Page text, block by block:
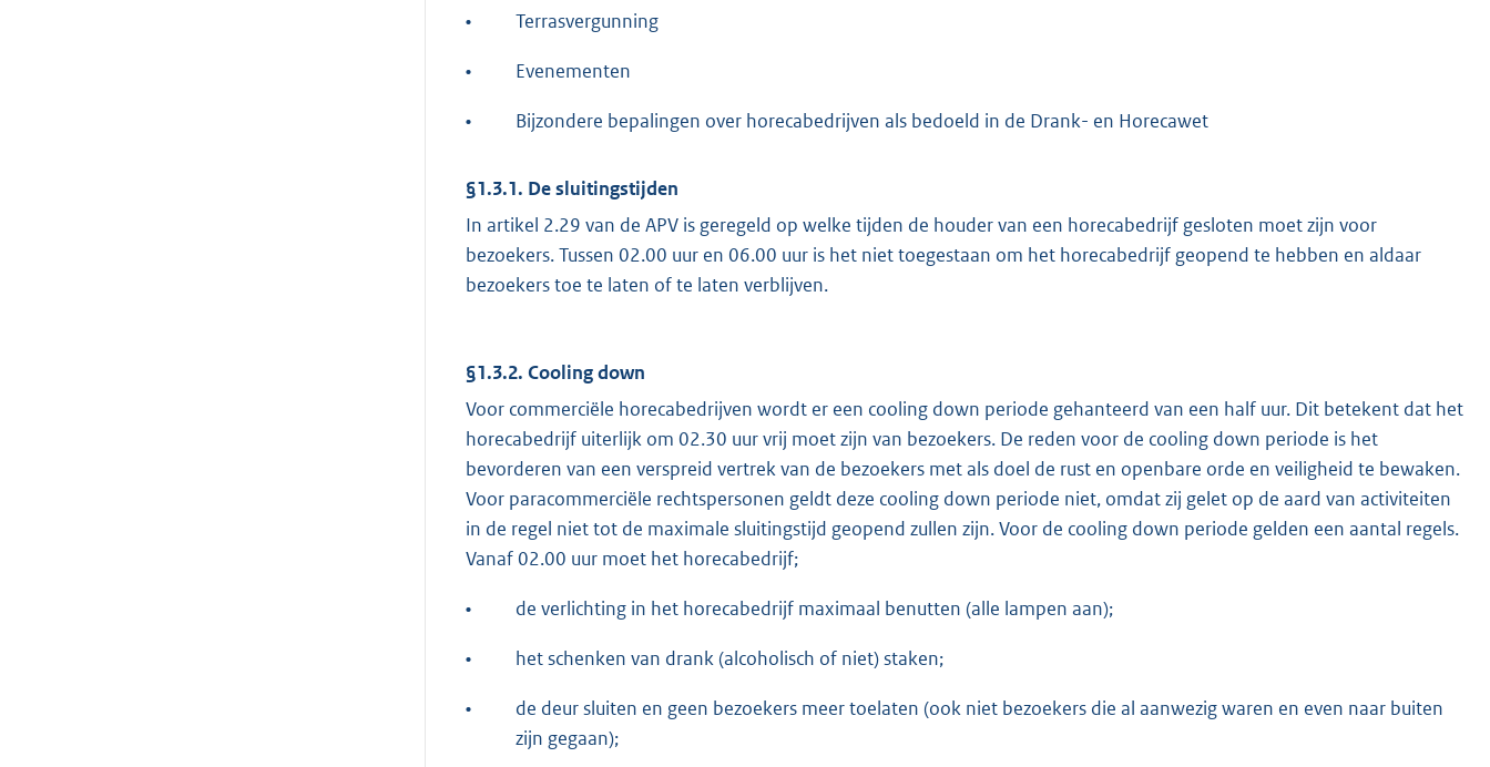
• Terrasvergunning
• Evenementen
• Bijzondere bepalingen over horecabedrijven als bedoeld in de Drank- en Horecawet
§1.3.1. De sluitingstijden
In artikel 2.29 van de APV is geregeld op welke tijden de houder van een horecabedrijf gesloten moet zijn voor
bezoekers. Tussen 02.00 uur en 06.00 uur is het niet toegestaan om het horecabedrijf geopend te hebben en aldaar
bezoekers toe te laten of te laten verblijven.
§1.3.2. Cooling down
Voor commerciële horecabedrijven wordt er een cooling down periode gehanteerd van een half uur. Dit betekent dat het
horecabedrijf uiterlijk om 02.30 uur vrij moet zijn van bezoekers. De reden voor de cooling down periode is het
bevorderen van een verspreid vertrek van de bezoekers met als doel de rust en openbare orde en veiligheid te bewaken.
Voor paracommerciële rechtspersonen geldt deze cooling down periode niet, omdat zij gelet op de aard van activiteiten
in de regel niet tot de maximale sluitingstijd geopend zullen zijn. Voor de cooling down periode gelden een aantal regels.
Vanaf 02.00 uur moet het horecabedrijf;
• de verlichting in het horecabedrijf maximaal benutten (alle lampen aan);
• het schenken van drank (alcoholisch of niet) staken;
•
de deur sluiten en geen bezoekers meer toelaten (ook niet bezoekers die al aanwezig waren en even naar buiten
zijn gegaan);